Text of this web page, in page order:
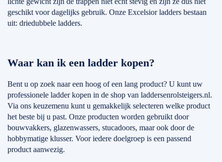
geschikt voor dagelijks gebruik. Onze Excelsior ladders bestaan
uit: driedubbele ladders.
Waar kan ik een ladder kopen?
Bent u op zoek naar een hoog of een lang product? U kunt uw
professionele ladder kopen in de shop van laddersenrolsteigers.nl.
Via ons keuzemenu kunt u gemakkelijk selecteren welke product
het beste bij u past. Onze producten worden gebruikt door
bouwvakkers, glazenwassers, stucadoors, maar ook door de
hobbymatige klusser. Voor iedere doelgroep is een passend
product aanwezig.